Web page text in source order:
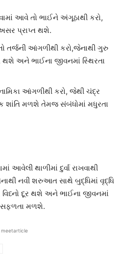
આવે તો ભાઈને અંગૂઠાથી કરો,
પ્રાપ્ત થશે.
તર્જની આંગળીથી કરો,જેનાથી ગુરુ
અને ભાઈના જીવનમાં સ્થિરતા
આંગળીથી કરો, જેથી ચંદ્ર
મળશે તેમજ સંબંધોમાં મધુરતા
આવેલી થાળીમાં દુર્વા રાખવાથી
નવી શરુઆત સાથે બુદ્ધિમાં વૃદ્ધિ
દૂર થશે અને ભાઈના જીવનમાં
સફળતા મળશે.
meetarticle